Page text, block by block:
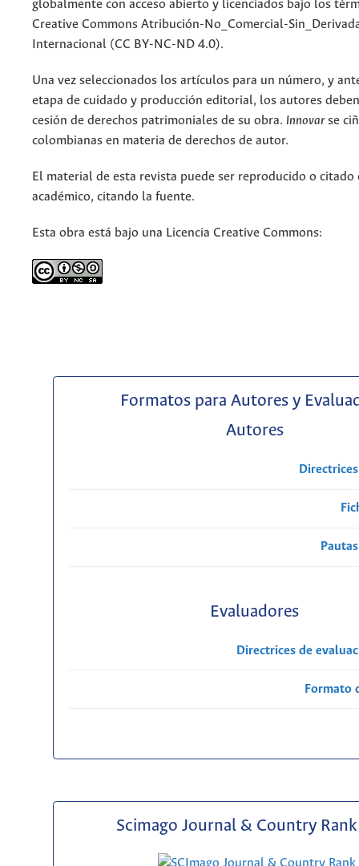
globalmente con acceso abierto y licenciados bajo los
Creative Commons Atribución-No_Comercial-
Internacional (CC BY-NC-ND 4.0).
Una vez seleccionados los artículos para un número, y
etapa de cuidado y producción editorial, los autores
cesión de derechos patrimoniales de su obra. Innovarse
colombianas en materia de derechos de autor.
El material de esta revista puede ser reproducido o citado
académico, citando la fuente.
Esta obra está bajo una Licencia Creative Commons:
Formatos para Autores y
Autores
Evaluadores
Directrices de
Formato
Scimago Journal & Country Rank